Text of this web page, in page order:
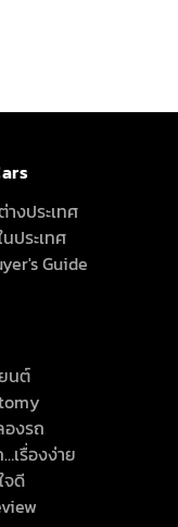
างประเทศ
ประเทศ
Guide
นต์
งรถ
เรื่องง่าย
ดี